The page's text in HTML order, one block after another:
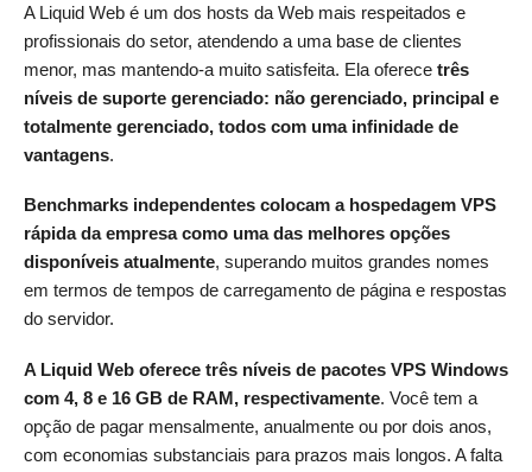
A Liquid Web é um dos hosts da Web mais respeitados e
profissionais do setor, atendendo a uma base de clientes
menor, mas mantendo-a muito satisfeita. Ela oferece três
níveis de suporte gerenciado: não gerenciado, principal e
totalmente gerenciado, todos com uma infinidade de
vantagens.
Benchmarks independentes colocam a hospedagem VPS
rápida da empresa como uma das melhores opções
disponíveis atualmente, superando muitos grandes nomes
em termos de tempos de carregamento de página e respostas
do servidor.
A Liquid Web oferece três níveis de pacotes VPS Windows
com 4, 8 e 16 GB de RAM, respectivamente. Você tem a
opção de pagar mensalmente, anualmente ou por dois anos,
com economias substanciais para prazos mais longos. A falta